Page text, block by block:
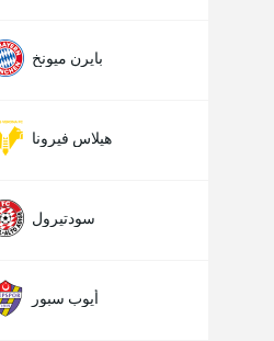
بايرن ميونخ
هيلاس فيرونا
سودتيرول
أيوب سبور